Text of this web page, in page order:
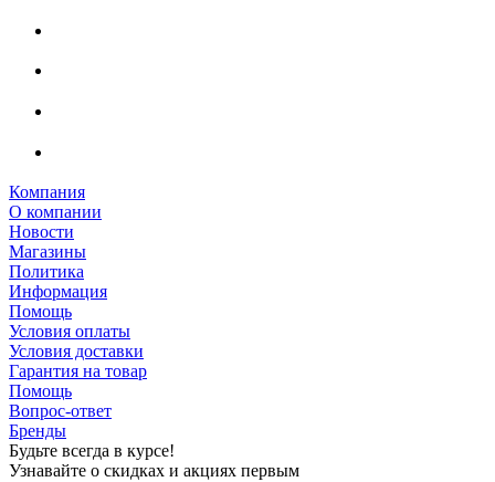
Компания
О компании
Новости
Магазины
Политика
Информация
Помощь
Условия оплаты
Условия доставки
Гарантия на товар
Помощь
Вопрос-ответ
Бренды
Будьте всегда в курсе!
Узнавайте о скидках и акциях первым